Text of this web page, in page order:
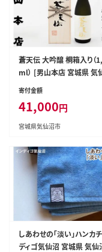
蒼天伝 大吟醸 桐箱入り（
ml） [男山本店 宮城県 気
20563566]
寄付金額
41,000円
宮城県気仙沼市
しあわせの「淡い」ハンカ
ディゴ気仙沼 宮城県 気仙